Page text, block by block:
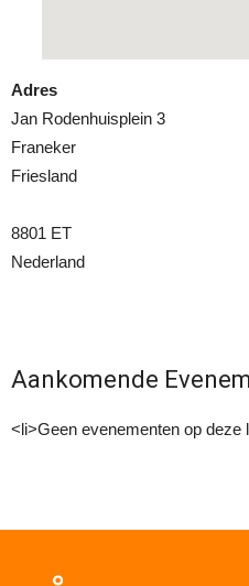
Adres
Jan Rodenhuisplein 3
Franeker
Friesland
8801 ET
Nederland
Aankomende
<li>Geen evenementen op deze